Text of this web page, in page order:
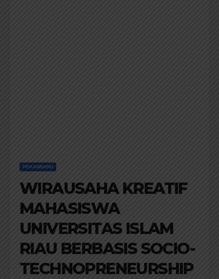
PEKANBARU
WIRAUSAHA KREATIF
MAHASISWA
UNIVERSITAS ISLAM
RIAU BERBASIS SOCIO-
TECHNOPRENEURSHIP